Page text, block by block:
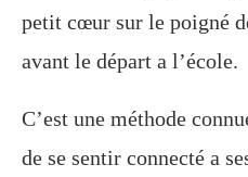
petit cœur sur le poigné
avant le départ a l’école.
C’est une méthode
de se sentir connecté a